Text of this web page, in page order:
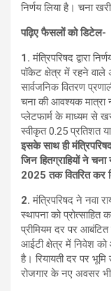
निर्णय लिया है। चना
पढ़िए फैसलों को डिटेल-
1.मंत्रिपरिषद द्वारा
पॉकेट क्षेत्र में रहने वाले
सार्वजनिक वितरण
चना की आवश्यक मात्रा
प्लेटफार्म के माध्यम से
स्वीकृत 0.25 प्रतिशत
इसके साथ ही
जिन हितग्राहियों ने
2025 तक वितरित कर
2.मंत्रिपरिषद ने नवा
स्थापना को
प्रीमियम दर पर
आईटी क्षेत्र में निवेश को
है। रियायती दर पर भूमि
रोजगार के नए अवसर